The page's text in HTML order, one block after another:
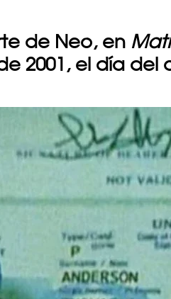
de Neo, en
2001, el día del